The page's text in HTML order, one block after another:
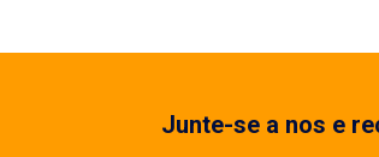
Junte-se a nos e